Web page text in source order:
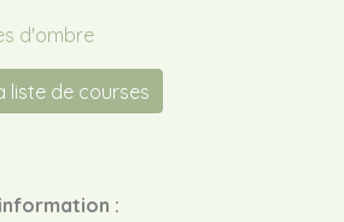
d'ombre
liste de courses
: